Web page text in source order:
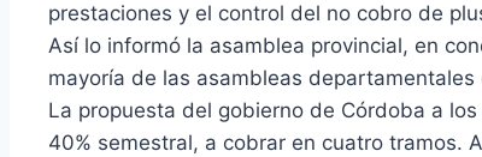
prestaciones y el control del no cobro de
Así lo informó la asamblea provincial, en
mayoría de las asambleas
La propuesta del gobierno de Córdoba a
40% semestral, a cobrar en cuatro tramos.